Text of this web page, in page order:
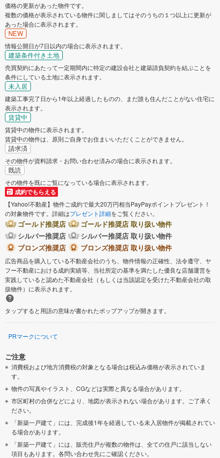
価格の更新があった物件です。
複数の価格が表示されている物件に関しましてはそのうちの１つ以上に更新が
あった場合に表示されます。
NEW
情報公開日が7日以内の場合に表示されます。
建築条件付き土地
売買契約にあたって一定期間内に特定の建設会社と建築請負契約を結ぶことを
条件にしている土地に表示されます。
未入居
建築工事完了日から1年以上経過したものの、まだ誰も住んだことがない住宅に
表示されます。
賃貸中
賃貸中の物件に表示されます。
賃貸中の物件は、原則ご自身でお住まいいただくことができません。
請求済
その物件が資料請求・お問い合わせ済みの場合に表示されます。
既読
その物件を既にご覧になっている場合に表示されます。
成約でもらえる
【Yahoo!不動産】物件ご成約で最大20万円相当PayPayポイントプレゼント！
の対象物件です。詳細はプレゼント詳細をご覧ください。
ゴールド推奨店
ゴールド推奨店 取り扱い物件
シルバー推奨店
シルバー推奨店 取り扱い物件
ブロンズ推奨店
ブロンズ推奨店 取り扱い物件
広告商品を購入している不動産会社のうち、物件情報の正確性、法令遵守、ヤ
フー不動産における成約実績等、当社所定の基準を満たした優良な店舗運営を
実践していると認めた不動産会社（もしくは当該認定を受けた不動産会社の取
扱物件）に表示されます。
タップすると用語の意味が書かれたポップアップが開きます。
PRマークについて
ご注意
消費税および地方消費税の対象となる場合は税込み価格が表示されていま
す。
物件の写真やイラスト、CGなどは実際と異なる場合があります。
市区町村の合併などにより、地図が表示されない場合があります。ご了承く
ださい。
「新築一戸建て」には、完成後1年を経過している未入居物件が掲載されてい
る場合があります。
「新築一戸建て」には、販売住戸が複数の物件は、全ての住戸に該当しない
項目もあります。各問い合わせ先にご確認ください。